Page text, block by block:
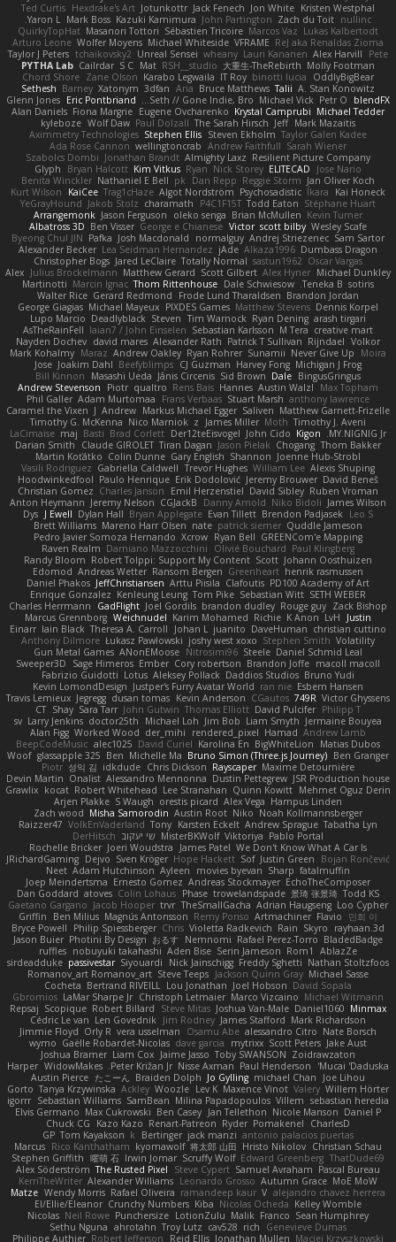
Kristen Westphal
Jon White
Jack Fenech
Jotunkottr
Hexdrake's Art
Ted Curtis
nullinc
Zach du Toit
John Partington
Kazuki Kamimura
Mark Boss
Yaron L.
Lukas Kalbertodt
Marcos Vaz
Sébastien Tricoire
Masanori Tottori
QuirkyTopHat
ReJ aka Renaldas Zioma
VFRAME
Michael Whiteside
Wolfer Moyens
Arturo Leone
Pete
Alex Harvill
Lauri Kananen
wheany
Unreal Sensei
tchaikovsky2
Taylor J Peters
Molly Footman
大重生-TheRebirth
RSH__studio
Mat
S C
Cailrdar
PYTHA Lab
OddlyBigBear
binotti lucia
IT Roy
Karabo Legwaila
Zane Olson
Chord Shore
A. Stan Konowitz
Talii
Bruce Matthews
Aria
3dfan
Xatonym
Barney
Sethesh
blendFX
Petr O
Michael Vick
Seth // Gone Indie, Bro...
Eric Pontbriand
Glenn Jones
Michael Tedder
Krystal Camprubi
Eugene Ovcharenko
Fiona Margrie
Alan Daniels
Mark Mazaitis
Jeff
The Sarah Hirsch
Paul Dolzall
Wolf Daw
kyleboze
Taylor Galen Kadee
Steven Ekholm
Stephen Ellis
Aximmetry Technologies
Sarah Wiener
Andrew Faithfull
wellingtoncrab
Ada Rose Cannon
Resilient Picture Company
Almighty Laxz
Jonathan Brandt
Szabolcs Dombi
Jose Nario
ELITECAD
Nick Storey
Ryan
Kim Vitkus
Bryan Halcott
Glyph
Jan Oliver Koch
Reggie Storm
Dan Repp
pk
Nathaniel E Bell
Benita Winckler
Kai Honeck
Íkara
Psychosadistic
Algot Nordström
Trag1cHaze
KaiCee
Kurt Wilson
Stéphane Huart
Todd Eaton
P4C1F15T
charamath
Jakob Stolz
YeGrayHound
Kevin Turner
Brian McMullen
oleko senga
Jason Ferguson
Arrangemonk
Wesley Scafe
scott bilby
Victor
George e Chianese
Ben Visser
Albatross 3D
Sam Sartor
Andrej Striezenec
normalguy
Josh Macdonald
Pafka
Byeong Chul JIN
Dumbass Dragon
Alkaza1996
jAde
Lea Seidman Hernandez
Alexander Becker
Oscar Vargas
sastun1962
Totally Normal
Jared LeClaire
Christopher Bogs
Michael Dunkley
Alex Hyner
Scott Gilbert
Matthew Gerard
Julius Brockelmann
Alex
sotiris
Teneka B.
Dale Schwiesow
Thom Rittenhouse
Marcin Ignac
Martinotti
Brandon Jordan
Frode Lund Tharaldsen
Gerard Redmond
Walter Rice
Dennis Korpel
Matthew Stevens
PIXDES Games
Michael Mayeux
George Giagias
arash tirgari
Ryan Dening
Tim Warnock
Steven
Deadlyblack
Lupo Marcio
creative mart
M Tera
Sebastian Karlsson
Iaian7 / John Einselen
AsTheRainFell
Volkor
Rijndael
Patrick T Sullivan
Alexander Rath
david mares
Nayden Dochev
Moira
Never Give Up
Sunamii
Ryan Rohrer
Andrew Oakley
Maraz
Mark Kohalmy
Michigan J Frog
Harvey Fong
CJ Guzman
Beefyblimps
Joakim Dahl
Jose
BingusGringus
Dale
Sid Brown
Jānis Circenis
Masashi Ueda
Bill Kinnon
Max Topham
Austin Walzl
Hannes
Rens Bais
qualtro
Piotr
Andrew Stevenson
anthony lawrence
Stuart Marsh
Frans Verbaas
Adam Murtomaa
Phil Galler
Matthew Garnett-Frizelle
Saliven
Markus Michael Egger
Andrew
J
Caramel the Vixen
Timothy J. Aveni
Moth
James Miller
z
Nico Marniok
Timothy G. McKenna
MY.NIGNIG Jr.
Kigon
John Cido
Der12teEisvogel
Brad Corlett
Basti
maj
LaCimaise
Thom Bakker
Chogang
Jason Pielak
Tiran Dagan
Claude GIROLET
Darian Smith
Joenne Hub-Strobl
Shannon
Gary English
Colin Dunne
Martin Koťátko
Alexis Shuping
William Lee
Trevor Hughes
Gabriella Caldwell
Vasili Rodriguez
David Beneš
Jeremy Brouwer
Erik Dodolović
Paulo Henrique
Hoodwinkedfool
Ruben Vroman
David Sibley
Emil Herzenstiel
Charles Janson
Christian Gomez
James Wilson
Niko Bidoli
Danny Arnold
CGJackB
Jeremy Nelson
Anton Heymann
Leo S
Brendon Padjasek
Evan Tillett
Bryan Applegate
Dylan Hall
J Ewell
Dys
Quddle Jameson
patrick siemer
nate
Mareno Harr Olsen
Brett Williams
GREENCom'e Mapping
Ryan Bell
Xcrow
Pedro Javier Somoza Hernando
Paul Klingberg
Olivié Bouchard
Damiano Mazzocchini
Raven Realm
Johann Oosthuizen
Scott
Robert Tolppi: Support My Content
Randy Bloom
henrik rasmussen
Greenheart
Ransom Bergen
Andreas Wetter
Edomod
PD100 Academy of Art
Clafoutis
Arttu Piisila
JeffChristiansen
Daniel Phakos
SETH WEBER
Sebastian Witt
Tom Pike
Kenleung Leung
Enrique Gonzalez
Zack Bishop
Rouge guy
brandon dudley
Joel Gordils
GadFlight
Charles Herrmann
Justin
LvH
K Anon
Richie
Karim Mohamed
Weichnudel
Marcus Grennborg
christian cuttino
DaveHuman
juanito
Johan L
Theresa A. Carroll
Iain Black
Einarr
Volatility
Stephen Smith
joshy west xoxo
Łukasz Pawłowski
Anthony Dilmore
Daniel Schmid Leal
Steele
Nitrosimi96
ANonEMoose
Gun Metal Games
macoll macoll
Brandon Joffe
Cory robertson
Ember
Sage Himeros
Sweeper3D
Bruno Yudi
Daddios Studios
Aleksey Pollack
Lotus
Fabrizio Guidotti
Esbern Hansen
ran nie
Justper's Furry Avatar World
Kevin LomondDesign
Victor Ghyssens
749R
CGautos
Kevin Anderson
dusan tomas
Jegregg
Travis Lemieux
Philipp T
David Pulcifer
Thomas Elliott
John Gutwin
Sara Tarr
Shay
CT
Jermaine Bouyea
Liam Smyth
Jim Bob
Michael Loh
doctor25th
Larry Jenkins
sv
Andrew Lamb
Hamad
rendered_pixel
der_mihi
Worked Wood
Alan Figg
Matias Dubos
BigWhiteLion
Karolina En
David Curiel
alec1025
BeepCodeMusic
Ben Granger
Bruno Simon (Three.js Journey)
Michelle Ma
Ben
glassapple 325
Woof
Maxime Detournière
Rayscaper
Chris Dickson
idkdude
성익 김
Piotr
JSR Production house
Dustin Pettegrew
Alessandro Mennonna
Onalist
Devin Martin
Mehmet Oguz Derin
Quinn Kowitt
Lee Stranahan
Robert Whitehead
kocat
Grawlix
Hampus Linden
Alex Vega
orestis picard
S Waugh
Arjen Plakke
Noah Kollmannsberger
Niko
Austin Root
Misha Samorodin
Zach wood
Tabatha Lyn
Andrew Sprague
Karsten Eckelt
Tony
VolkEnVaderland
Raizzer47
Pablo Portal
Viktoriya
MisterBKWolf שי יעקוב DerHitsch
We Don't Know What A Car Is
James Patel
Joeri Woudstra
Rochelle Bricker
Bojan Rončević
Justin Green
Sof
Hope Hackett
Sven Kröger
Dejvo
JRichardGaming
fatalmuffin
Sharp
movies byevan
Ayleen
Adam Hutchinson
Neet
EchoTheComposer
Andreas Stockmayer
Ernesto Gomez
Joep Meindertsma
Todd KS
景琦 张景琦
trowelandspade
Phase
Colin Lohaus
atoves
Dan Goddard
Loo Cypher
Adrian Haugseng
TheSmallGacha
trvr
Jacob Hooper
Gaetano Gargano
민희 이
Flavio
Artmachiner
Remy Ponso
Magnús Antonsson
Ben Milius
Griffin
rayhaan.3d
Skyro
Rain
Violetta Radkevich
Chris
Philip Spiessberger
Bryce Powell
BladedBadge
Rafael Perez-Torro
Nemnomi
おるす
Photini By Design
Jason Buier
AblazZe
Rom1
Serin Jameson
Aden Bise
nobuyuki takahashi
ruffles
Nathan Stoltzfoos
Freddy Sghetti
Nick Jainschigg
Siyouardi
passivestar
sirdeadduke
Michael Sasse
Jackson Quinn Gray
Steve Teeps
Romanov_art Romanov_art
David Sopala
Joel Hobson
Lou Jonathan
Bertrand RIVEILL
Cocheta
Michael Witmann
Marco Vizcaino
Christoph Letmaier
LaMar Sharpe Jr
Gbromios
Minmax
Daniel1060
Joshua Van-Male
Steve Mitas
Robert Billard
Scopique
Repsaj
Mark Richardson
James Stafford
Jim Rodney
Len Govednik
Cédric Le van
Nate Borsch
alessandro Citro
Osamu Abe
vera usselman
Orly R
Jimmie Floyd
Jake Aust
Scott Peters
mytrixx
dave garcia
Gaëlle Robardet-Nicolas
wymo
Zoidrawzaton
Toby SWANSON
Jaime Jasso
Liam Cox
Joshua Bramer
Mucai 'Daduska'
Paul Henderson
Nisse Axman
Peter Križan Jr.
WidowMakes
Harper
Joe Lihou
michael Chan
Jo Gylling
Braiden Dolph
たこーん
Austin Pierce
Willem Hörter
Valery
Maxence Vinot
Lev K
Woozle
Ackley
Tanya Krzywinska
Gorto
sebastian heredia
Villem
Milina Papadopoulos
SamBean
Sebastian Williams
igorrr
Daniel P
Nicole Manson
Jan Tellethon
Ben Casey
Max Cukrowski
Elvis Germano
CharlesD
Pomakenel
Ryder
Renart-Patreon
Kazo Kazo
Chuck CG
antonio palacios puertas
jack manzi
Bertinger
k
Tom Kayakson
GP
Christian Schau
Hristo Nikolov
将太郎 山田
kyomawolf
Rico Kanthatham
Marcus
ThatDude69
Edward Greenberg
Scruffy Wolf
Irwin Jomar
曜萌 石
Stephen Griffith
Pascal Bureau
Samuel Avraham
Steve Cypert
The Rusted Pixel
Alex Söderström
MoE MoW
Autumn Grace
Leonardo Grosso
Alexander Williams
KerriTheWriter
alejandro chavez herrera
V
ramandeep kaur
Rafael Oliveira
Wendy Morris
Matze
Kelley Womble
Nicolas Ocheda
Kiba
Crunchy Numbers
El/Ellie/Eleanor
Sean Humphrey
Franco
Malik
LotionZulu
Punchersize
Neil Rowe
Nicolas
Genevieve Dumas
rich
cav528
Troy Lutz
ahrotahn
Sethu Nguna
Maciej Krzyszkowski
Jonathan Mullen
Reid Ellis
Robert Jefferson
Philippe Authier